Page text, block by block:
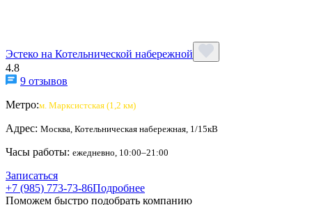
Эстеко на Котельнической набережной
4.8
9 отзывов
Метро:м. Марксистская (1,2 км)
Адрес: Москва, Котельническая набережная, 1/15кВ
Часы работы: ежедневно, 10:00–21:00
Записаться
+7 (985) 773-73-86Подробнее
Поможем быстро подобрать компанию